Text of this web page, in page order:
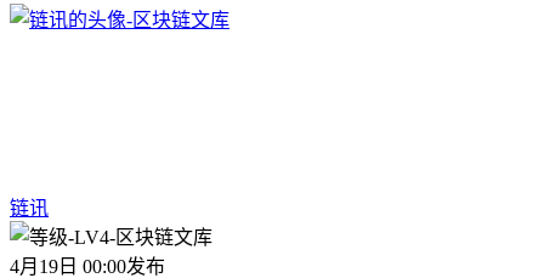
链讯
4月19日 00:00发布